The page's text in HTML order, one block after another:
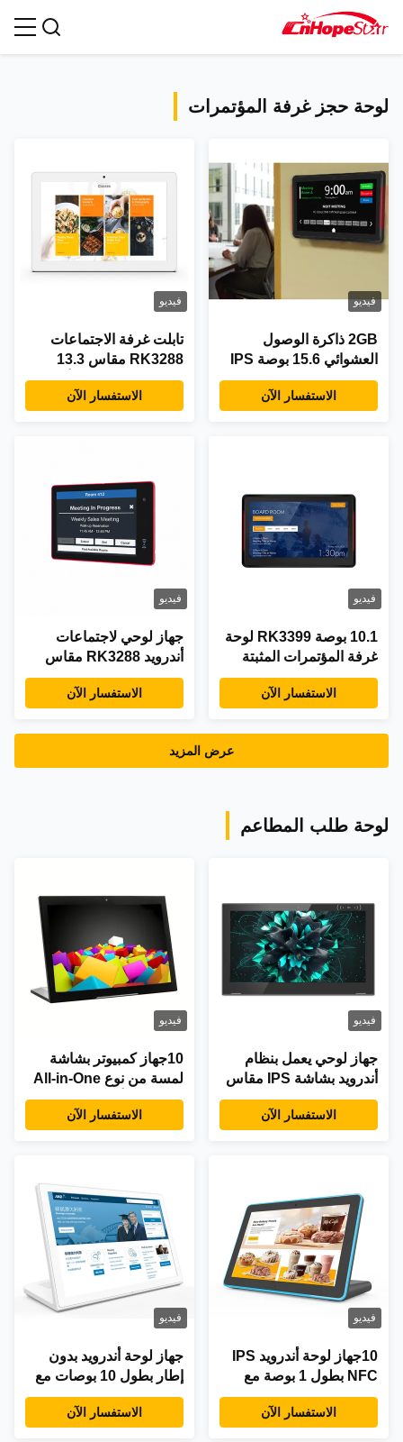
لوحة حجز غرفة المؤتمرات
فيديو
2GB ذاكرة الوصول
العشوائي 15.6 بوصة IPS
العرض الكل في واحد جهاز
كمبيوتر لوحي أندرويد مع
الاستفسار الآن
فيديو
تابلت غرفة الاجتماعات
RK3288 مقاس 13.3
بوصة مزود بكاميرا أمامية
لعقد مؤتمرات الفيديو
الاستفسار الآن
فيديو
10.1 بوصة RK3399 لوحة
غرفة المؤتمرات المثبتة
على الحائط مع دعم NFC
وقدرة POE لنظام حجز
الاستفسار الآن
فيديو
جهاز لوحي لاجتماعات
أندرويد RK3288 مقاس
10.1 بوصة مع POE و
الاستفسار الآن
عرض المزيد
لوحة طلب المطاعم
فيديو
جهاز لوحي يعمل بنظام
أندرويد بشاشة IPS مقاس
13.3 بوصة ومعالج ثماني
النواة بسرعة 1.5 جيجاهرتزالاستفسار الآن
فيديو
10جهاز كمبيوتر بشاشة
لمسة من نوع All-in-One
مع كاميرا أمامية 2.0MP
الاستفسار الآن
فيديو
10جهاز لوحة أندرويد IPS
NFC بطول 1 بوصة مع
رباعي النواة RK3288
لشاشة POS والإعلاناتالاستفسار الآن
فيديو
جهاز لوحة أندرويد بدون
إطار بطول 10 بوصات مع
معالج رباعي النواة
1.33Ghz-1.86Ghz
الاستفسار الآن